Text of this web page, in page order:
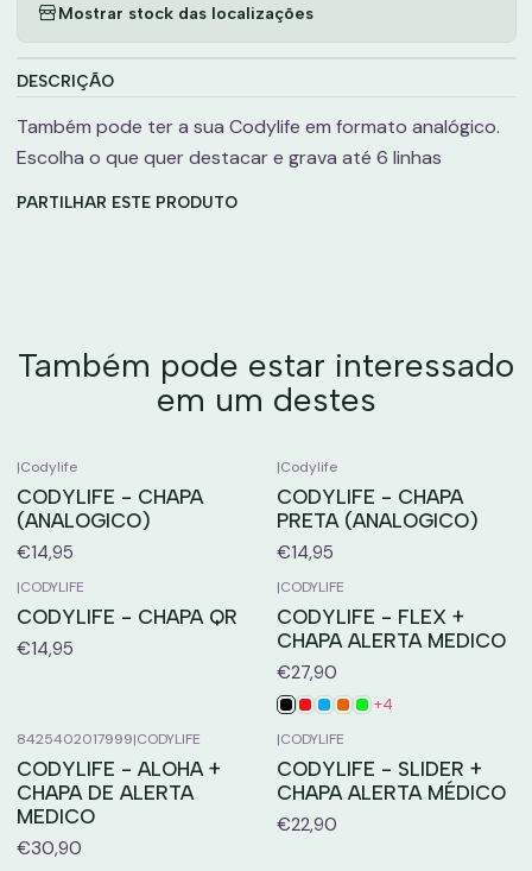
Mostrar stock das localizações
DESCRIÇÃO
Também pode ter a sua Codylife em formato analógico.
Escolha o que quer destacar e grava até 6 linhas
PARTILHAR ESTE PRODUTO
Também pode estar interessado
em um destes
|Codylife
CODYLIFE - CHAPA
(ANALOGICO)
€14,95
|Codylife
CODYLIFE - CHAPA
PRETA (ANALOGICO)
€14,95
|CODYLIFE
CODYLIFE - CHAPA QR
€14,95
|CODYLIFE
CODYLIFE - FLEX +
CHAPA ALERTA MEDICO
€27,90
+4
8425402017999|CODYLIFE
CODYLIFE - ALOHA +
CHAPA DE ALERTA
MEDICO
€30,90
|CODYLIFE
CODYLIFE - SLIDER +
CHAPA ALERTA MÉDICO
€22,90